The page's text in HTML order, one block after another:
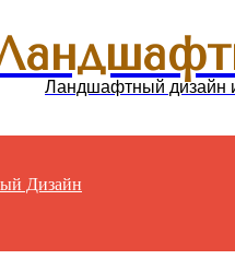
Ландшафтный дизайн
Дизайн